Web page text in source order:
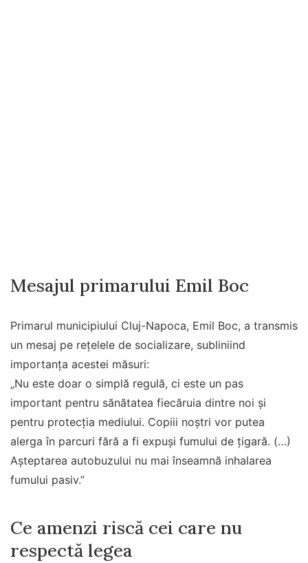
Mesajul primarului Emil Boc
Primarul municipiului Cluj-Napoca, Emil Boc, a transmis
un mesaj pe rețelele de socializare, subliniind
importanța acestei măsuri:
„Nu este doar o simplă regulă, ci este un pas
important pentru sănătatea fiecăruia dintre noi și
pentru protecția mediului. Copiii noștri vor putea
alerga în parcuri fără a fi expuși fumului de țigară. (…)
Așteptarea autobuzului nu mai înseamnă inhalarea
fumului pasiv.”
Ce amenzi riscă cei care nu
respectă legea